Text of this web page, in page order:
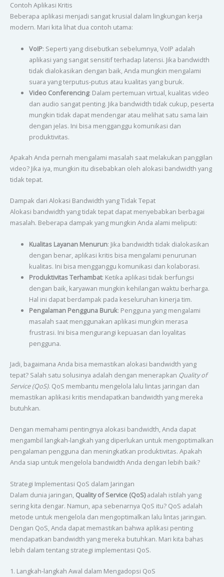
Contoh Aplikasi Kritis
Beberapa aplikasi menjadi sangat krusial dalam lingkungan kerja
modern. Mari kita lihat dua contoh utama:
VoIP: Seperti yang disebutkan sebelumnya, VoIP adalah
aplikasi yang sangat sensitif terhadap latensi. Jika bandwidth
tidak dialokasikan dengan baik, Anda mungkin mengalami
suara yang terputus-putus atau kualitas yang buruk.
Video Conferencing: Dalam pertemuan virtual, kualitas video
dan audio sangat penting. Jika bandwidth tidak cukup, peserta
mungkin tidak dapat mendengar atau melihat satu sama lain
dengan jelas. Ini bisa mengganggu komunikasi dan
produktivitas.
Apakah Anda pernah mengalami masalah saat melakukan panggilan
video? Jika iya, mungkin itu disebabkan oleh alokasi bandwidth yang
tidak tepat.
Dampak dari Alokasi Bandwidth yang Tidak Tepat
Alokasi bandwidth yang tidak tepat dapat menyebabkan berbagai
masalah. Beberapa dampak yang mungkin Anda alami meliputi:
Kualitas Layanan Menurun: Jika bandwidth tidak dialokasikan
dengan benar, aplikasi kritis bisa mengalami penurunan
kualitas. Ini bisa mengganggu komunikasi dan kolaborasi.
Produktivitas Terhambat: Ketika aplikasi tidak berfungsi
dengan baik, karyawan mungkin kehilangan waktu berharga.
Hal ini dapat berdampak pada keseluruhan kinerja tim.
Pengalaman Pengguna Buruk: Pengguna yang mengalami
masalah saat menggunakan aplikasi mungkin merasa
frustrasi. Ini bisa mengurangi kepuasan dan loyalitas
pengguna.
Jadi, bagaimana Anda bisa memastikan alokasi bandwidth yang
tepat? Salah satu solusinya adalah dengan menerapkan Quality of
Service (QoS). QoS membantu mengelola lalu lintas jaringan dan
memastikan aplikasi kritis mendapatkan bandwidth yang mereka
butuhkan.
Dengan memahami pentingnya alokasi bandwidth, Anda dapat
mengambil langkah-langkah yang diperlukan untuk mengoptimalkan
pengalaman pengguna dan meningkatkan produktivitas. Apakah
Anda siap untuk mengelola bandwidth Anda dengan lebih baik?
Strategi Implementasi QoS dalam Jaringan
Dalam dunia jaringan, Quality of Service (QoS)adalah istilah yang
sering kita dengar. Namun, apa sebenarnya QoS itu? QoS adalah
metode untuk mengelola dan mengoptimalkan lalu lintas jaringan.
Dengan QoS, Anda dapat memastikan bahwa aplikasi penting
mendapatkan bandwidth yang mereka butuhkan. Mari kita bahas
lebih dalam tentang strategi implementasi QoS.
1. Langkah-langkah Awal dalam Mengadopsi QoS